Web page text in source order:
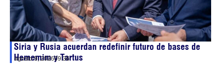
Siria y Rusia acuerdan redefinir futuro de bases de
Hememim y Tartus
agosto 9, 202609:36